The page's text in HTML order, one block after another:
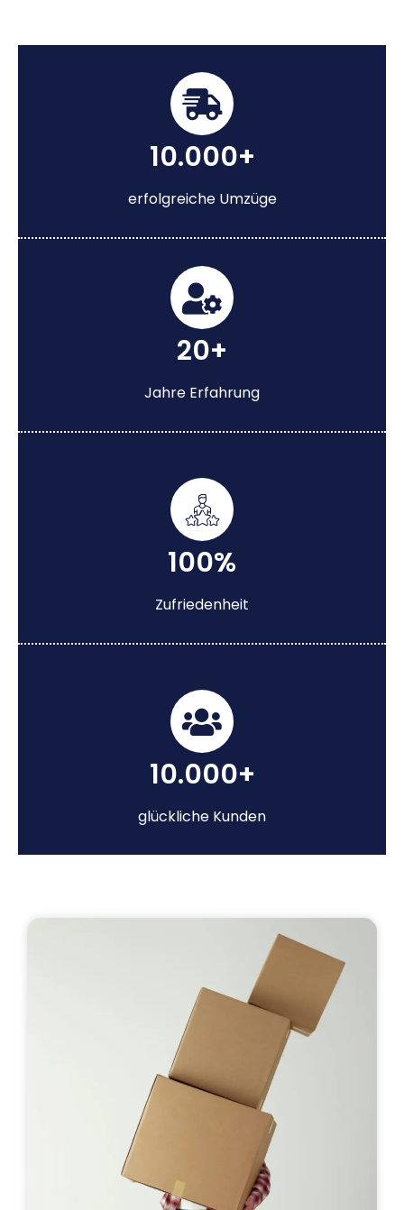
10.000+
erfolgreiche Umzüge
20+
Jahre Erfahrung
100%
Zufriedenheit
10.000+
glückliche Kunden